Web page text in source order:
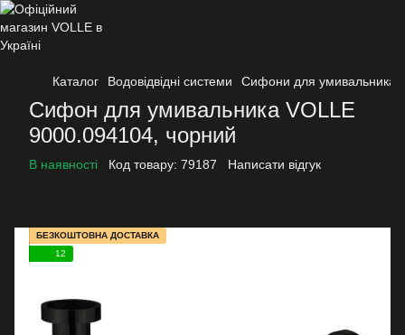
Каталог Водовідвідні системи Сифони для умивальника
Сифон для умивальника VOLLE
9000.094104, чорний
В наявності Код товару: 79187 Написати відгук
БЕЗКОШТОВНА ДОСТАВКА
12